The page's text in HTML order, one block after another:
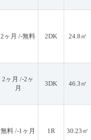
2ヶ月 /-無料 2DK 24.8㎡
2ヶ月 /-2ヶ
月
3DK 46.3㎡
無料 /-1ヶ月 1R 30.23㎡